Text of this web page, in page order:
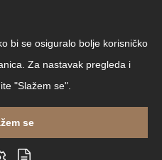
bi se osiguralo bolje korisničko
Za nastavak pregleda i
"Slažem se".
se